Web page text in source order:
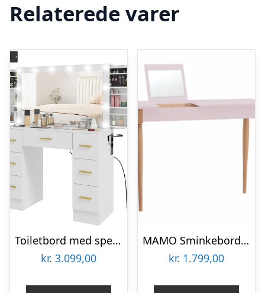
Relaterede varer
Toiletbord med spejl og 12 led-lys, sminkebord med 7 skuffer, spånplade, hvid
kr. 3.099,00
MAMO Sminkebord med spejl – 105x35cm Pink
kr. 1.799,00